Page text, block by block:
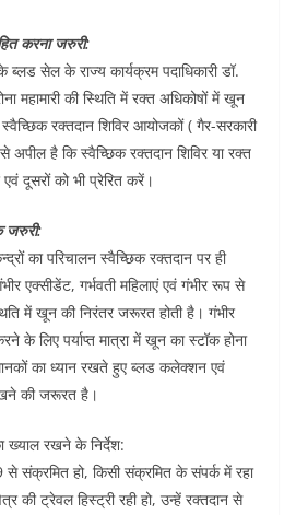
करना जरुरी:
ब्लड सेल के राज्य कार्यक्रम पदाधिकारी डॉ.
महामारी की स्थिति में रक्त अधिकोषों में खून
रक्तदान शिविर आयोजकों ( गैर-सरकारी
है कि स्वैच्छिक रक्तदान शिविर या रक्त
दूसरों को भी प्रेरित करें।
जरुरी:
का परिचालन स्वैच्छिक रक्तदान पर ही
एक्सीडेंट, गर्भवती महिलाएं एवं गंभीर रूप से
में खून की निरंतर जरूरत होती है। गंभीर
के लिए पर्याप्त मात्रा में खून का स्टॉक होना
का ध्यान रखते हुए ब्लड कलेक्शन एवं
की जरूरत है।
ख्याल रखने के निर्देश:
से संक्रमित हो, किसी संक्रमित के संपर्क में रहा
की ट्रेवल हिस्ट्री रही हो, उन्हें रक्तदान से